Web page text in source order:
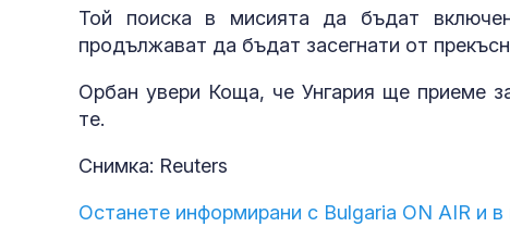
Той поиска в мисията да бъдат
продължават да бъдат засегнати от
Орбан увери Коща, че Унгария ще приеме
те.
Снимка: Reuters
Останете информирани с Bulgaria ON AIR и в